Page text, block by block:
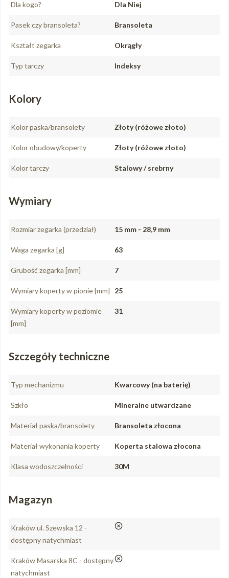
Dla kogo? Dla Niej
Pasek czy bransoleta? Bransoleta
Kształt zegarka Okrągły
Typ tarczy Indeksy
Kolory
Kolor paska/bransolety Złoty (różowe złoto)
Kolor obudowy/koperty Złoty (różowe złoto)
Kolor tarczy Stalowy / srebrny
Wymiary
Rozmiar zegarka (przedział) 15 mm - 28,9 mm
Waga zegarka [g] 63
Grubość zegarka [mm] 7
Wymiary koperty w pionie [mm] 25
Wymiary koperty w poziomie
[mm]
31
Szczegóły techniczne
Typ mechanizmu Kwarcowy (na baterię)
Szkło Mineralne utwardzane
Materiał paska/bransolety Bransoleta złocona
Materiał wykonania koperty Koperta stalowa złocona
Klasa wodoszczelności 30M
Magazyn
Kraków ul. Szewska 12 -
dostępny natychmiast
nie
Kraków Masarska 8C - dostępny
natychmiast
nie